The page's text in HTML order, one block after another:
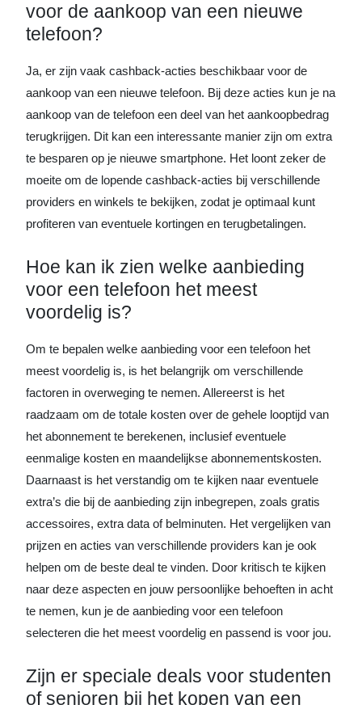
voor de aankoop van een nieuwe
telefoon?
Ja, er zijn vaak cashback-acties beschikbaar voor de
aankoop van een nieuwe telefoon. Bij deze acties kun je na
aankoop van de telefoon een deel van het aankoopbedrag
terugkrijgen. Dit kan een interessante manier zijn om extra
te besparen op je nieuwe smartphone. Het loont zeker de
moeite om de lopende cashback-acties bij verschillende
providers en winkels te bekijken, zodat je optimaal kunt
profiteren van eventuele kortingen en terugbetalingen.
Hoe kan ik zien welke aanbieding
voor een telefoon het meest
voordelig is?
Om te bepalen welke aanbieding voor een telefoon het
meest voordelig is, is het belangrijk om verschillende
factoren in overweging te nemen. Allereerst is het
raadzaam om de totale kosten over de gehele looptijd van
het abonnement te berekenen, inclusief eventuele
eenmalige kosten en maandelijkse abonnementskosten.
Daarnaast is het verstandig om te kijken naar eventuele
extra’s die bij de aanbieding zijn inbegrepen, zoals gratis
accessoires, extra data of belminuten. Het vergelijken van
prijzen en acties van verschillende providers kan je ook
helpen om de beste deal te vinden. Door kritisch te kijken
naar deze aspecten en jouw persoonlijke behoeften in acht
te nemen, kun je de aanbieding voor een telefoon
selecteren die het meest voordelig en passend is voor jou.
Zijn er speciale deals voor studenten
of senioren bij het kopen van een